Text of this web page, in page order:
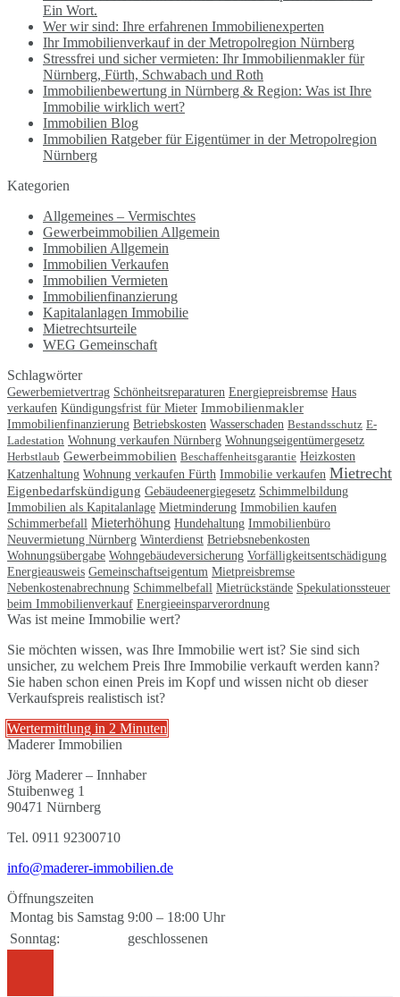
Ein Wort.
Wer wir sind: Ihre erfahrenen Immobilienexperten
Ihr Immobilienverkauf in der Metropolregion Nürnberg
Stressfrei und sicher vermieten: Ihr Immobilienmakler für
Nürnberg, Fürth, Schwabach und Roth
Immobilienbewertung in Nürnberg & Region: Was ist Ihre
Immobilie wirklich wert?
Immobilien Blog
Immobilien Ratgeber für Eigentümer in der Metropolregion
Nürnberg
Kategorien
Allgemeines – Vermischtes
Gewerbeimmobilien Allgemein
Immobilien Allgemein
Immobilien Verkaufen
Immobilien Vermieten
Immobilienfinanzierung
Kapitalanlagen Immobilie
Mietrechtsurteile
WEG Gemeinschaft
Schlagwörter
Gewerbemietvertrag Schönheitsreparaturen Energiepreisbremse Haus
verkaufen Kündigungsfrist für Mieter Immobilienmakler
Immobilienfinanzierung Betriebskosten Wasserschaden Bestandsschutz E-
Ladestation Wohnung verkaufen Nürnberg Wohnungseigentümergesetz
Herbstlaub Gewerbeimmobilien Beschaffenheitsgarantie Heizkosten
Katzenhaltung Wohnung verkaufen Fürth Immobilie verkaufen Mietrecht
Eigenbedarfskündigung Gebäudeenergiegesetz Schimmelbildung
Immobilien als Kapitalanlage Mietminderung Immobilien kaufen
Schimmerbefall Mieterhöhung Hundehaltung Immobilienbüro
Neuvermietung Nürnberg Winterdienst Betriebsnebenkosten
Wohnungsübergabe Wohngebäudeversicherung Vorfälligkeitsentschädigung
Energieausweis Gemeinschaftseigentum Mietpreisbremse
Nebenkostenabrechnung Schimmelbefall Mietrückstände Spekulationssteuer
beim Immobilienverkauf Energieeinsparverordnung
Was ist meine Immobilie wert?
Sie möchten wissen, was Ihre Immobilie wert ist? Sie sind sich
unsicher, zu welchem Preis Ihre Immobilie verkauft werden kann?
Sie haben schon einen Preis im Kopf und wissen nicht ob dieser
Verkaufspreis realistisch ist?
Wertermittlung in 2 Minuten
Maderer Immobilien
Jörg Maderer – Innhaber
Stuibenweg 1
90471 Nürnberg
Tel. 0911 92300710
info@maderer-immobilien.de
Öffnungszeiten
Montag bis Samstag 9:00 – 18:00 Uhr
Sonntag:
geschlossenen